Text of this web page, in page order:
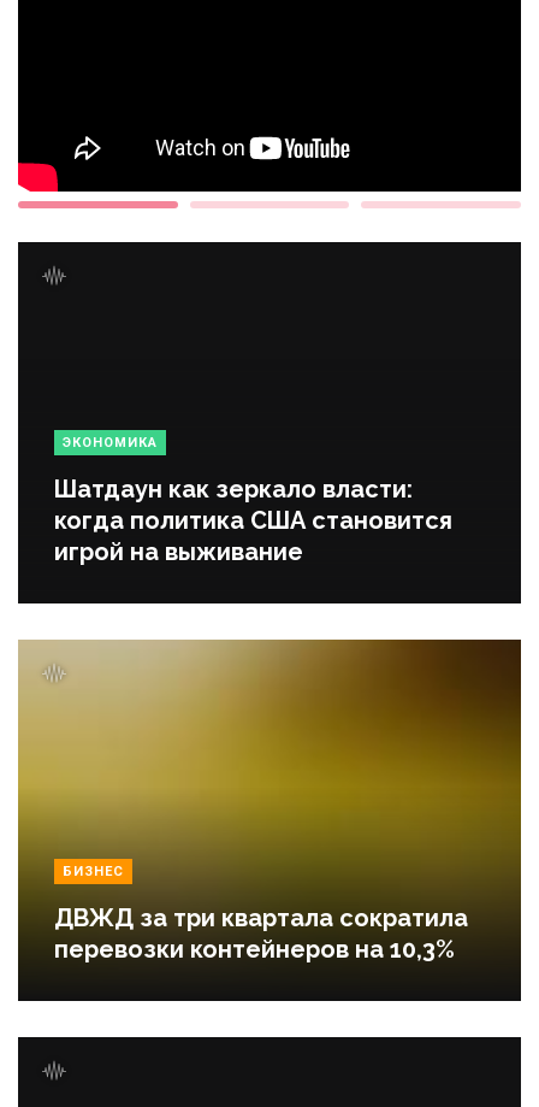
ЭКОНОМИКА
Шатдаун как зеркало власти:
когда политика США становится
игрой на выживание
БИЗНЕС
ДВЖД за три квартала сократила
перевозки контейнеров на 10,3%